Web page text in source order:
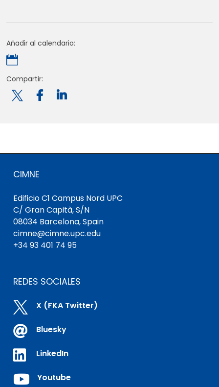
Añadir al calendario:

Compartir:

CIMNE
Edificio C1 Campus Nord UPC
C/ Gran Capità, S/N
08034 Barcelona, Spain
cimne@cimne.upc.edu
+34 93 401 74 95
REDES SOCIALES
 X (FKA Twitter)
 Bluesky
 LinkedIn
 Youtube